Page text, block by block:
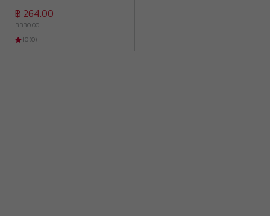
฿ 264.00
฿ 330.00
|0(0)